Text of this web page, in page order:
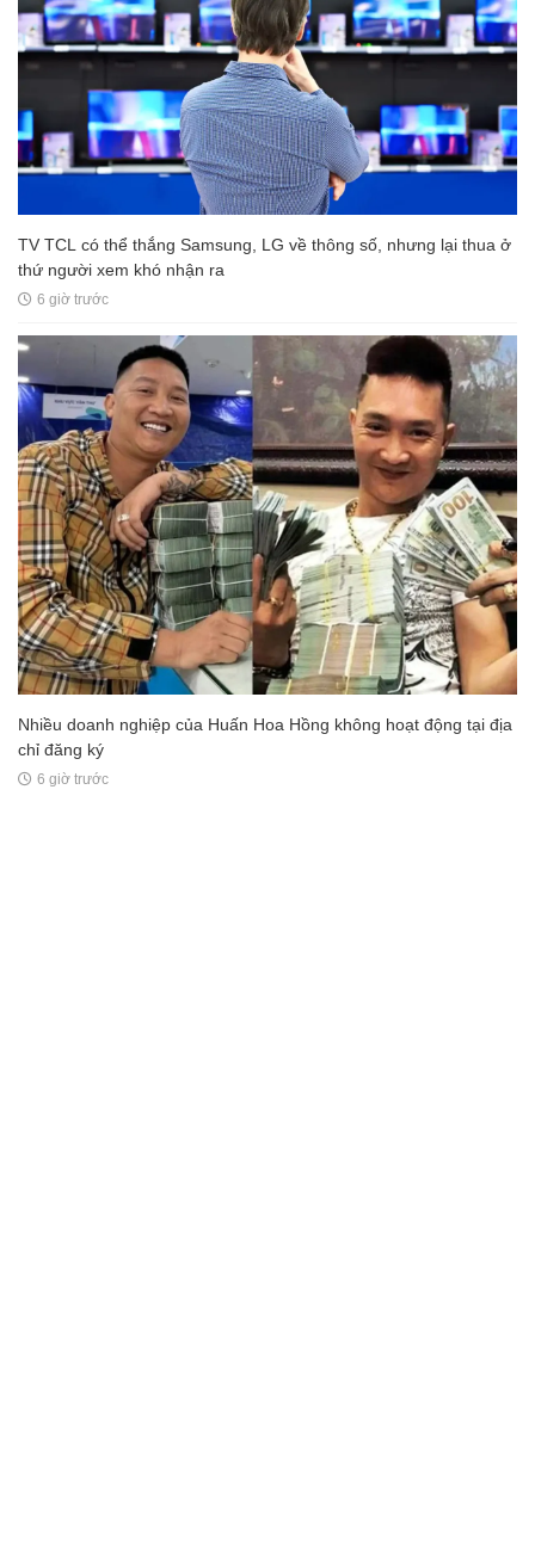
TV TCL có thể thắng Samsung, LG về thông số, nhưng lại thua ở
thứ người xem khó nhận ra
6 giờ trước
Nhiều doanh nghiệp của Huấn Hoa Hồng không hoạt động tại địa
chỉ đăng ký
6 giờ trước